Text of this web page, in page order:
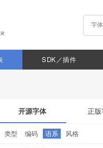
SDK／插件
开源字体 正
类型 编码 语系 风格